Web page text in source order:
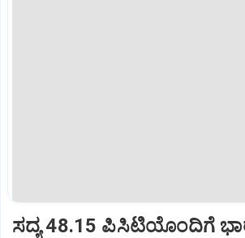
ಸದ್ಯ 48.15 ಪಿಸಿಟಿಯೊಂದಿಗೆ